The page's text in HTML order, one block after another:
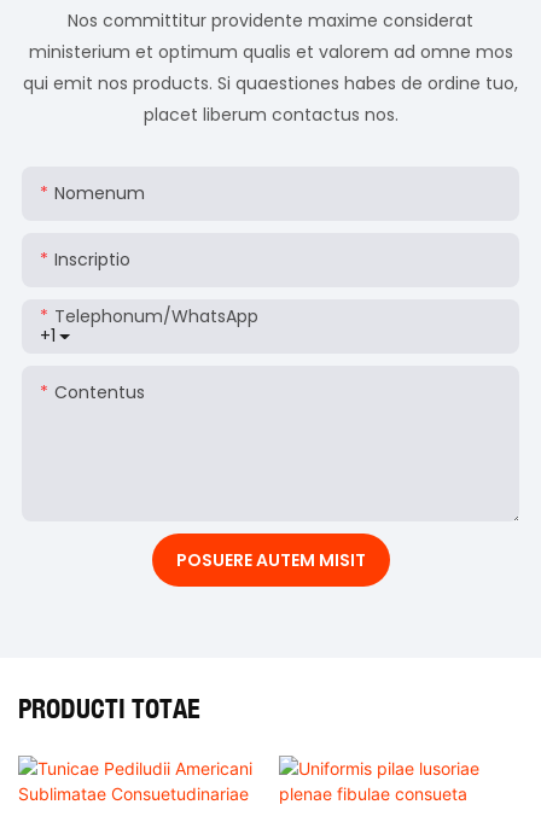
Nos committitur providente maxime considerat
ministerium et optimum qualis et valorem ad omne mos
qui emit nos products. Si quaestiones habes de ordine tuo,
placet liberum contactus nos.
Nomenum
Inscriptio
+1
Telephonum/WhatsApp
Contentus
POSUERE AUTEM MISIT
PRODUCTI TOTAE